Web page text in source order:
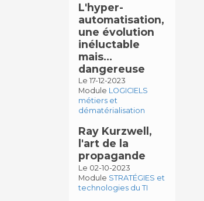
L'hyper-
automatisation,
une évolution
inéluctable
mais…
dangereuse
Le 17-12-2023
Module LOGICIELS
métiers et
dématérialisation
Ray Kurzwell,
l'art de la
propagande
Le 02-10-2023
Module STRATÉGIES et
technologies du TI